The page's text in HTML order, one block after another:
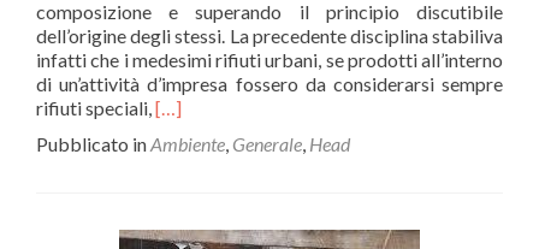
composizione e superando il principio discutibile
dell’origine degli stessi. La precedente disciplina stabiliva
infatti che i medesimi rifiuti urbani, se prodotti all’interno
di un’attività d’impresa fossero da considerarsi sempre
rifiuti speciali,Leggi
piùTARI
imprese
[…]
Pubblicato inAmbiente, Generale, Head